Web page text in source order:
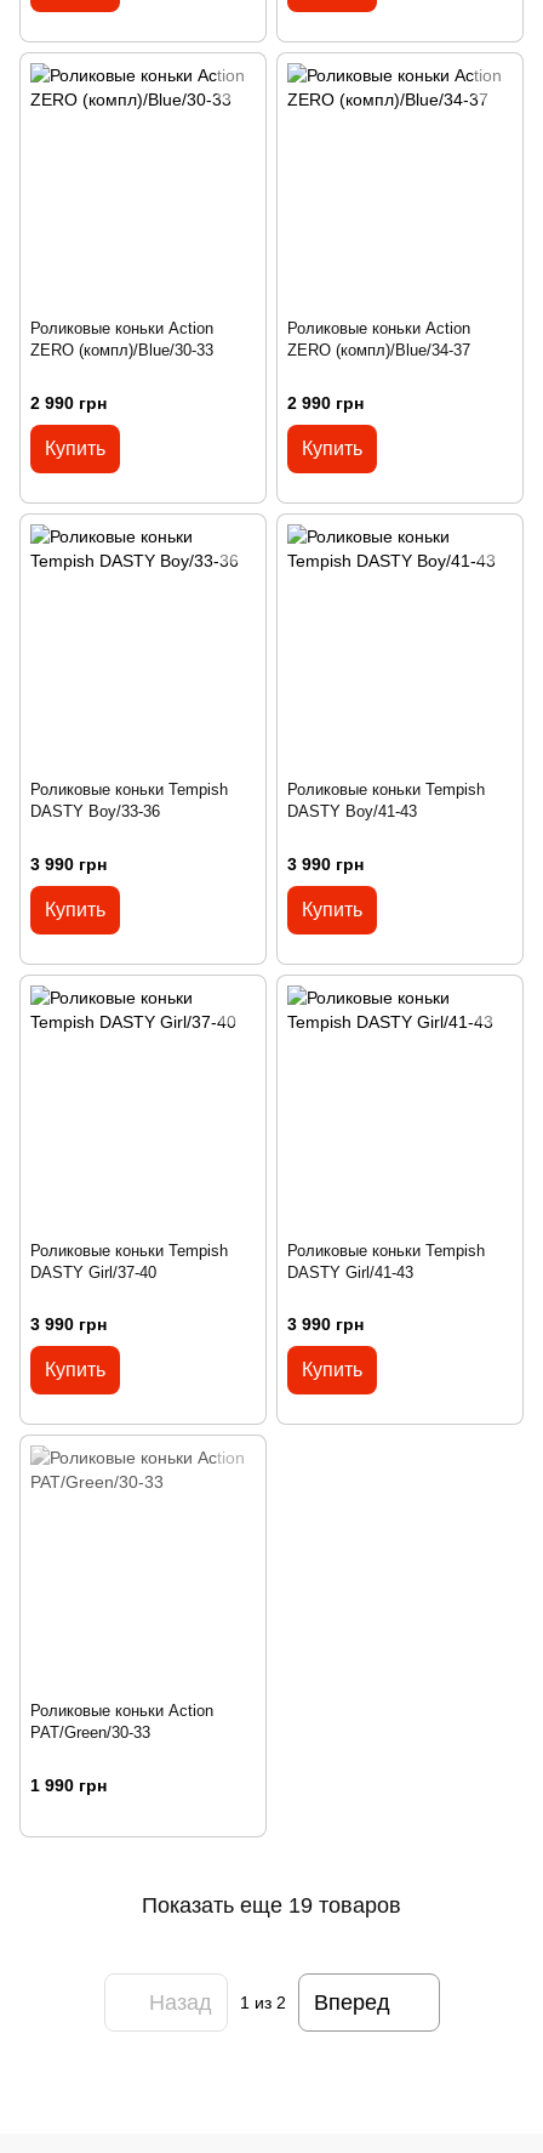
Роликовые коньки Action
ZERO (компл)/Blue/30-33
2 990 грн
Купить
Роликовые коньки Action
ZERO (компл)/Blue/34-37
2 990 грн
Купить
Роликовые коньки Tempish
DASTY Boy/33-36
3 990 грн
Купить
Роликовые коньки Tempish
DASTY Boy/41-43
3 990 грн
Купить
Роликовые коньки Tempish
DASTY Girl/37-40
3 990 грн
Купить
Роликовые коньки Tempish
DASTY Girl/41-43
3 990 грн
Купить
Роликовые коньки Action
PAT/Green/30-33
1 990 грн
Показать еще 19 товаров
Назад 1 из 2 Вперед